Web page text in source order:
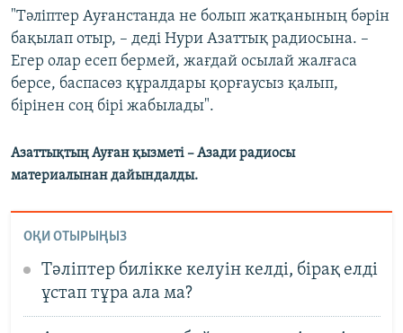
"Тәліптер Ауғанстанда не болып жатқанының бәрін
бақылап отыр, – деді Нури Азаттық радиосына. –
Егер олар есеп бермей, жағдай осылай жалғаса
берсе, баспасөз құралдары қорғаусыз қалып,
бірінен соң бірі жабылады".
Азаттықтың Ауған қызметі – Азади радиосы
материалынан дайындалды.
ОҚИ ОТЫРЫҢЫЗ
Тәліптер билікке келуін келді, бірақ елді
ұстап тұра ала ма?